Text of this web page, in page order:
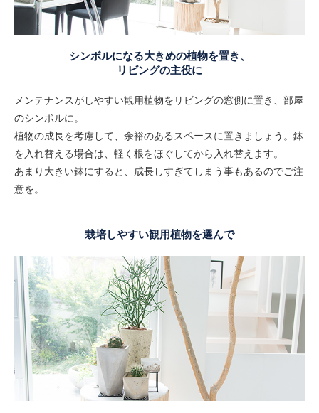
シンボルになる大きめの植物を置き、
リビングの主役に
メンテナンスがしやすい観用植物をリビングの窓側に置き、部屋
のシンボルに。
植物の成長を考慮して、余裕のあるスペースに置きましょう。鉢
を入れ替える場合は、軽く根をほぐしてから入れ替えます。
あまり大きい鉢にすると、成長しすぎてしまう事もあるのでご注
意を。
栽培しやすい観用植物を選んで